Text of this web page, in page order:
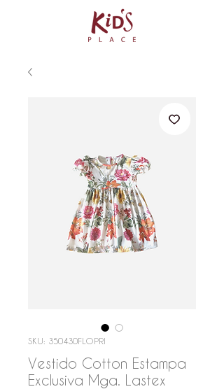
SKU: 350430FLOPRI
Vestido Cotton Estampa
Exclusiva Mga. Lastex